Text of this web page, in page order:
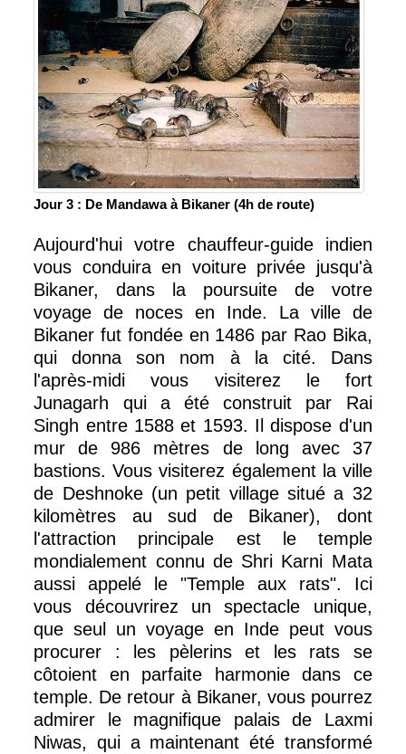
Jour 3 : De Mandawa à Bikaner (4h de route)
Aujourd'hui votre chauffeur-guide indien
vous conduira en voiture privée jusqu'à
Bikaner, dans la poursuite de votre
voyage de noces en Inde. La ville de
Bikaner fut fondée en 1486 par Rao Bika,
qui donna son nom à la cité. Dans
l'après-midi vous visiterez le fort
Junagarh qui a été construit par Rai
Singh entre 1588 et 1593. Il dispose d'un
mur de 986 mètres de long avec 37
bastions. Vous visiterez également la ville
de Deshnoke (un petit village situé a 32
kilomètres au sud de Bikaner), dont
l'attraction principale est le temple
mondialement connu de Shri Karni Mata
aussi appelé le "Temple aux rats". Ici
vous découvrirez un spectacle unique,
que seul un voyage en Inde peut vous
procurer : les pèlerins et les rats se
côtoient en parfaite harmonie dans ce
temple. De retour à Bikaner, vous pourrez
admirer le magnifique palais de Laxmi
Niwas, qui a maintenant été transformé